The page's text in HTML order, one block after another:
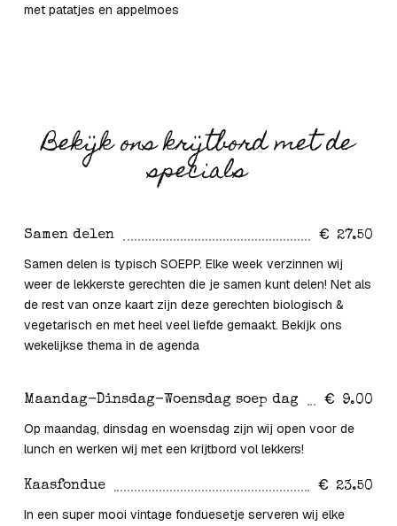
met patatjes en appelmoes
Bekijk ons krijtbord met de
specials
Samen delen 27.50
Samen delen is typisch SOEPP. Elke week verzinnen wij
weer de lekkerste gerechten die je samen kunt delen! Net als
de rest van onze kaart zijn deze gerechten biologisch &
vegetarisch en met heel veel liefde gemaakt. Bekijk ons
wekelijkse thema in de agenda
Maandag-Dinsdag-Woensdag soep dag 9.00
Op maandag, dinsdag en woensdag zijn wij open voor de
lunch en werken wij met een krijtbord vol lekkers!
Kaasfondue 23.50
In een super mooi vintage fonduesetje serveren wij elke